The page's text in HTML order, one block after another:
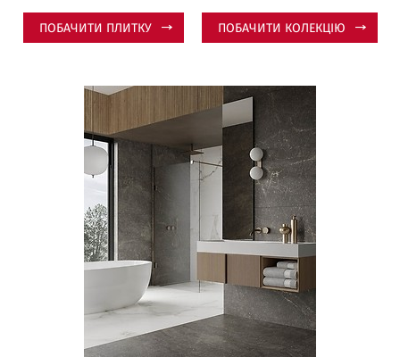
ПОБАЧИТИ ПЛИТКУ ПОБАЧИТИ КОЛЕКЦІЮ